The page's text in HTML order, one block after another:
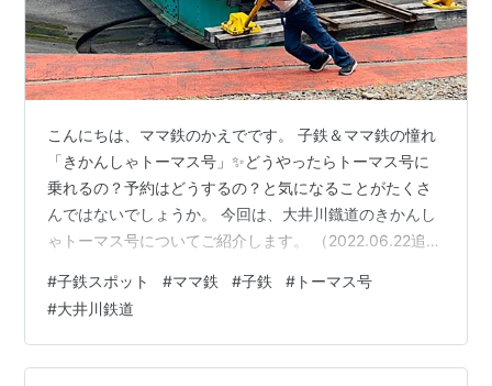
こんにちは、ママ鉄のかえでです。 子鉄＆ママ鉄の憧れ
「きかんしゃトーマス号」✨どうやったらトーマス号に
乗れるの？予約はどうするの？と気になることがたくさ
んではないでしょうか。 今回は、大井川鐡道のきかんし
ゃトーマス号についてご紹介します。 （2022.06.22追
前に購入できる片道乗車券や、まだ購入できるツアーな
どありますので、2022年にトーマスに乗ってみたい方は
お急ぎください！ この記事は次の方にオススメです。 き
かんしゃトーマス号に乗りたい方 トーマスの仲間たちに
#子鉄スポット #ママ鉄 #子鉄 # トーマス号
#大井川鉄道